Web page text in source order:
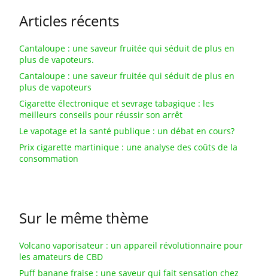
Articles récents
Cantaloupe : une saveur fruitée qui séduit de plus en
plus de vapoteurs.
Cantaloupe : une saveur fruitée qui séduit de plus en
plus de vapoteurs
Cigarette électronique et sevrage tabagique : les
meilleurs conseils pour réussir son arrêt
Le vapotage et la santé publique : un débat en cours?
Prix cigarette martinique : une analyse des coûts de la
consommation
Sur le même thème
Volcano vaporisateur : un appareil révolutionnaire pour
les amateurs de CBD
Puff banane fraise : une saveur qui fait sensation chez